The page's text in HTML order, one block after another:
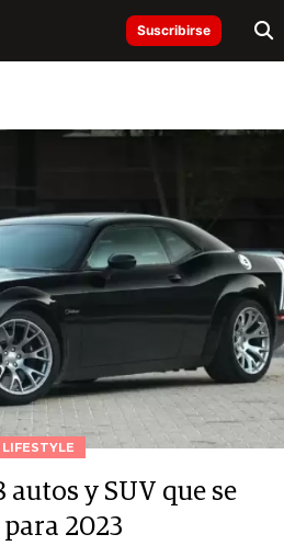
Suscribirse
LIFESTYLE
autos y SUV que se
2023